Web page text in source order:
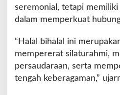
a
d
n
S
i
e
seremonial, tetapi memiliki
dalam memperkuat
“Halal bihalal ini
mempererat silaturahmi,
persaudaraan, serta
tengah keberagaman,”